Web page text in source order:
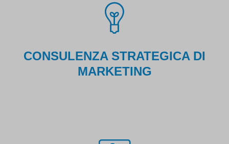
CONSULENZA STRATEGICA DI
MARKETING